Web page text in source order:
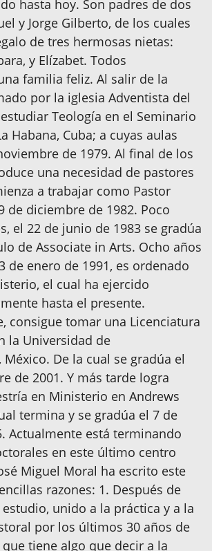
hasta hoy. Son padres de dos
y Jorge Gilberto, de los cuales
de tres hermosas nietas:
y Elízabet. Todos
familia feliz. Al salir de la
por la iglesia Adventista del
Teología en el Seminario
Habana, Cuba; a cuyas aulas
de 1979. Al final de los
una necesidad de pastores
a trabajar como Pastor
de diciembre de 1982. Poco
el 22 de junio de 1983 se gradúa
de Associate in Arts. Ocho años
de enero de 1991, es ordenado
el cual ha ejercido
hasta el presente.
consigue tomar una Licenciatura
la Universidad de
De la cual se gradúa el
de 2001. Y más tarde logra
en Ministerio en Andrews
termina y se gradúa el 7 de
Actualmente está terminando
en este último centro
Miguel Moral ha escrito este
razones: 1. Después de
unido a la práctica y a la
por los últimos 30 años de
tiene algo que decir a la